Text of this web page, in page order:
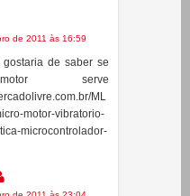
responder essa
de 2011 às 16:59
de saber se
serve
ML
motor-vibratorio-
microcontrolador-